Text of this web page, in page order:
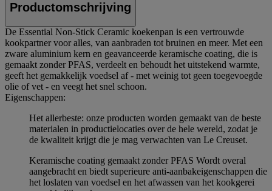
Productomschrijving
De Essential Non-Stick Ceramic koekenpan is een vertrouwde
kookpartner voor alles, van aanbraden tot bruinen en meer. Met een
zware aluminium kern en geavanceerde keramische coating, die is
gemaakt zonder PFAS, verdeelt en behoudt het uitstekend warmte,
geeft het gemakkelijk voedsel af - met weinig tot geen toegevoegde
olie of vet - en veegt het snel schoon.
Eigenschappen:
Het allerbeste: onze producten worden gemaakt van de beste
materialen in productielocaties over de hele wereld, zodat je
de kwaliteit krijgt die je mag verwachten van Le Creuset.
Keramische coating gemaakt zonder PFAS Wordt overal
aangebracht en biedt superieure anti-aanbakeigenschappen die
het loslaten van voedsel en het afwassen van het kookgerei